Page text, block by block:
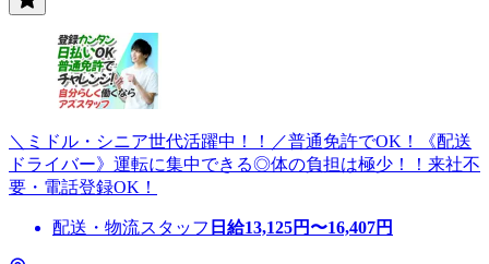
＼ミドル・シニア世代活躍中！！／普通免許でOK！《配送
ドライバー》運転に集中できる◎体の負担は極少！！来社不
要・電話登録OK！
配送・物流スタッフ 日給13,125円〜16,407円